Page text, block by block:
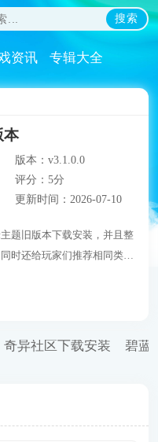
搜索
资讯 专辑大全
本
版本：v3.1.0.0
评分：5分
更新时间：2026-07-10
题旧版本下载安装，并且整
时还给玩家们推荐相同类型
欢的游戏。
奇异社区下载安装 碧蓝